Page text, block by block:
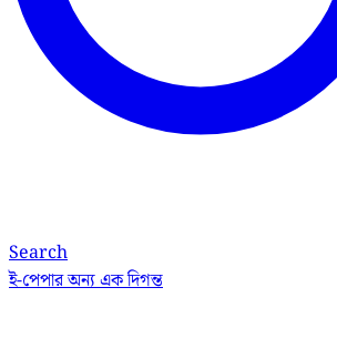
Search
ই-পেপারঅন্য এক দিগন্ত